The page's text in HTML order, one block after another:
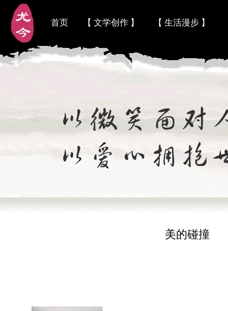
首页 【 文学创作 】 【 生活漫步 】
美的碰撞